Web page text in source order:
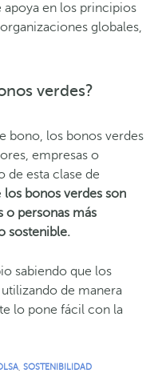
apoya en los principios
globales,
verdes?
bono, los bonos verdes
empresas o
de esta clase de
los bonos verdes son
o personas más
sostenible.
sabiendo que los
de manera
lo pone fácil con la
SOSTENIBILIDAD